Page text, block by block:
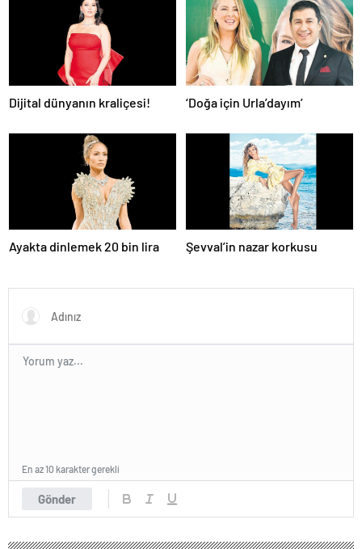
Dijital dünyanın kraliçesi! ‘Doğa için Urla’dayım’
Ayakta dinlemek 20 bin lira Şevval’in nazar korkusu
Gönder
En az 10 karakter gerekli